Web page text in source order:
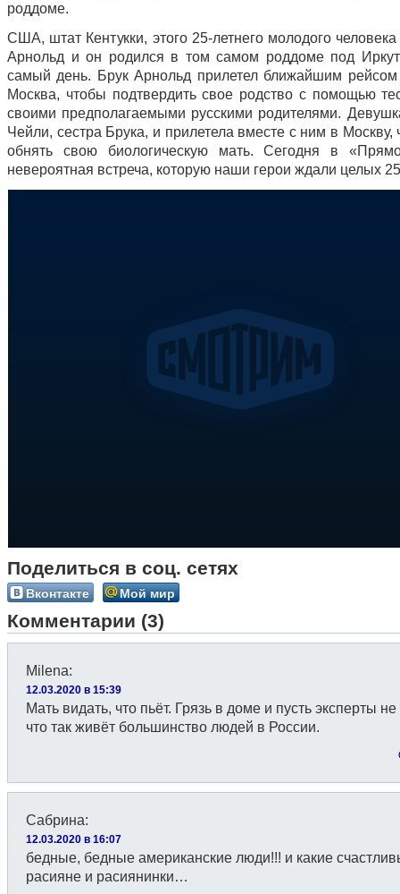
роддоме.
США, штат Кентукки, этого 25-летнего молодого человека
Арнольд и он родился в том самом роддоме под
самый день. Брук Арнольд прилетел ближайшим
Москва, чтобы подтвердить свое родство с помощью
своими предполагаемыми русскими родителями.
Чейли, сестра Брука, и прилетела вместе с ним в Москву,
обнять свою биологическую мать. Сегодня в
невероятная встреча, которую наши герои ждали целых 25
Поделиться в соц. сетях
Вконтакте Мой мир
Комментарии (3)
Milena:
12.03.2020 в 15:39
Мать видать, что пьёт. Грязь в доме и пусть эксперты не
что так живёт большинство людей в России.
Сабрина:
12.03.2020 в 16:07
бедные, бедные американские люди!!! и какие
расияне и расиянинки…